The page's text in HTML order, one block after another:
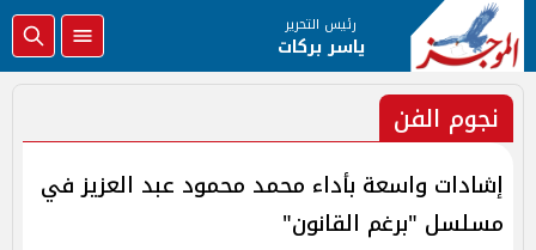
رئيس التحرير
ياسر بركات
نجوم الفن
إشادات واسعة بأداء محمد محمود عبد العزيز في
مسلسل "برغم القانون"